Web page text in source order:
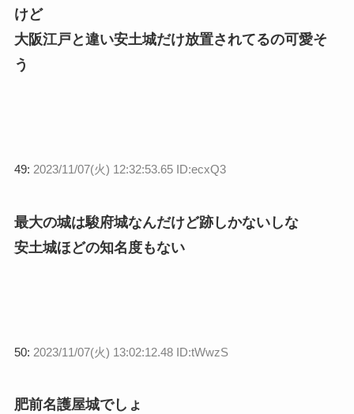
けど
大阪江戸と違い安土城だけ放置されてるの可愛そ
う
49: 2023/11/07(火) 12:32:53.65 ID:ecxQ3
最大の城は駿府城なんだけど跡しかないしな
安土城ほどの知名度もない
50: 2023/11/07(火) 13:02:12.48 ID:tWwzS
肥前名護屋城でしょ